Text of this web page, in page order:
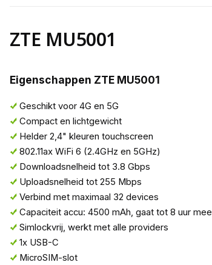
ZTE MU5001
Eigenschappen ZTE MU5001
Geschikt voor 4G en 5G
Compact en lichtgewicht
Helder 2,4" kleuren touchscreen
802.11ax WiFi 6 (2.4GHz en 5GHz)
Downloadsnelheid tot 3.8 Gbps
Uploadsnelheid tot 255 Mbps
Verbind met maximaal 32 devices
Capaciteit accu: 4500 mAh, gaat tot 8 uur mee
Simlockvrij, werkt met alle providers
1x USB-C
MicroSIM-slot